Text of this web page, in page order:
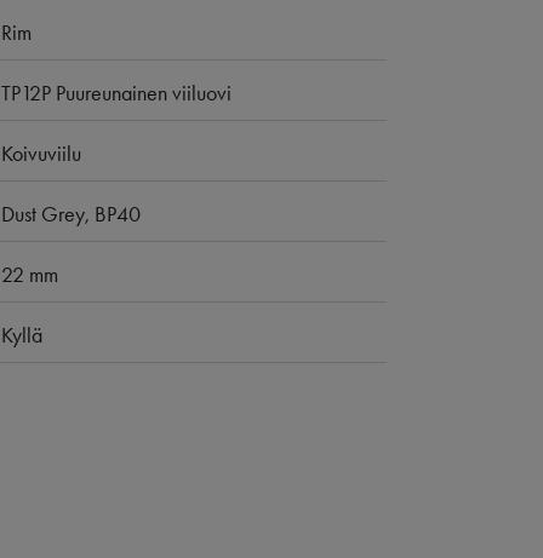
Rim
TP12P Puureunainen viiluovi
Koivuviilu
Dust Grey, BP40
22 mm
Kyllä